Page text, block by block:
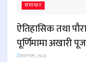
समाचार
ऐतिहासिक तथा
पूर्णिमामा अखारी
साउन १९, २०८३